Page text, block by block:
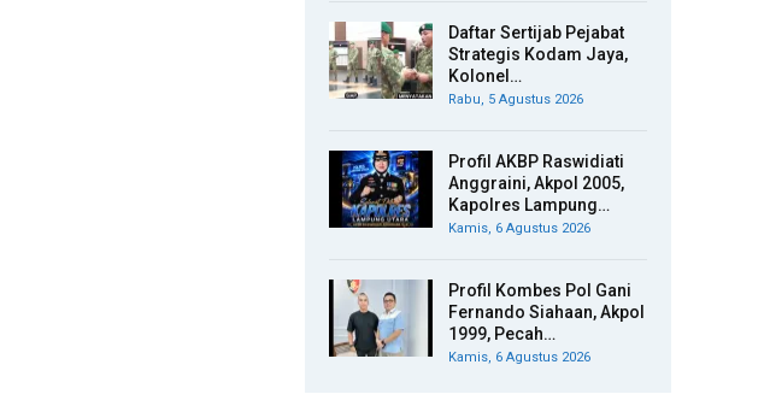
Daftar Sertijab Pejabat
Strategis Kodam Jaya,
Kolonel…
Rabu, 5 Agustus 2026
Profil AKBP Raswidiati
Anggraini, Akpol 2005,
Kapolres Lampung…
Kamis, 6 Agustus 2026
Profil Kombes Pol Gani
Fernando Siahaan, Akpol
1999, Pecah…
Kamis, 6 Agustus 2026